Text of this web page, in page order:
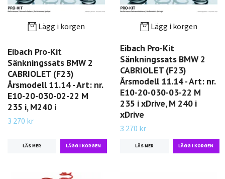
Lägg i korgen
Eibach Pro-Kit
Sänkningssats BMW 2
CABRIOLET (F23)
Årsmodell 11.14 - Art: nr.
E10-20-030-02-22 M
235 i, M240 i
3 270 kr
LÄS MER
Lägg i korgen
Eibach Pro-Kit
Sänkningssats BMW 2
CABRIOLET (F23)
Årsmodell 11.14 - Art: nr.
E10-20-030-03-22 M
235 i xDrive, M 240 i
xDrive
3 270 kr
LÄS MER